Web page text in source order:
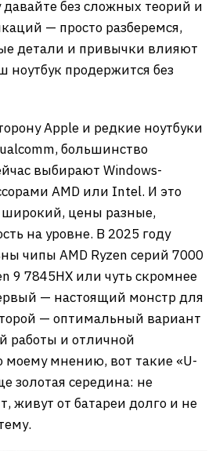
давайте без сложных теорий и
— просто разберемся,
детали и привычки влияют
ноутбук продержится без
Apple и редкие ноутбуки
большинство
выбирают Windows-
AMD или Intel. И это
цены разные,
на уровне. В 2025 году
чипы AMD Ryzen серий 7000
9 7845HX или чуть скромнее
— настоящий монстр для
— оптимальный вариант
работы и отличной
моему мнению, вот такие «U-
золотая середина: не
живут от батареи долго и не